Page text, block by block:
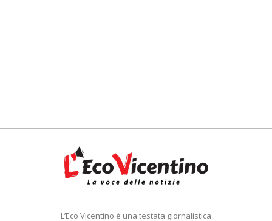
L’Eco Vicentino è una testata giornalistica